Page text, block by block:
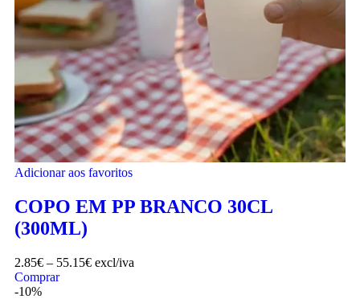
Adicionar aos favoritos
COPO EM PP BRANCO 30CL
(300ML)
2.85€ – 55.15€ excl/iva
Comprar
-10%